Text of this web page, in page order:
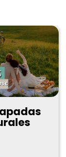
para todos
Desde
mundos de
distinta
de fin de